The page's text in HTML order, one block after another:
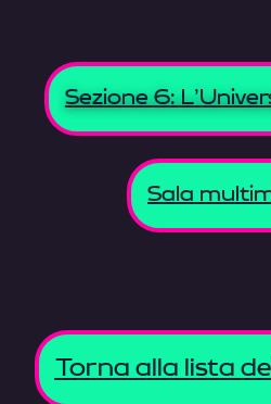
Sezione 6:
Sala
Torna alla lista